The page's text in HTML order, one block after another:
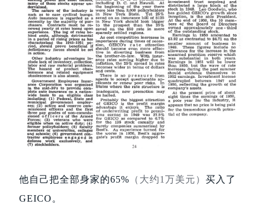
他自己把全部身家的65% （大约1万美元） 买入了
GEICO。